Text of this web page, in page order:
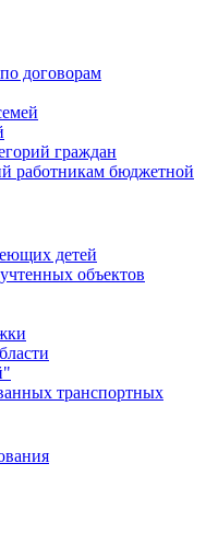
договорам
граждан
работникам бюджетной
детей
объектов
транспортных